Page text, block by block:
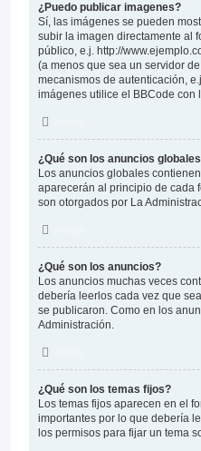
¿Puedo publicar imagenes?
Sí, las imágenes se pueden
subir la imagen directamente al
público, e.j. http://
(a menos que sea un servidor
mecanismos de autenticación,
imágenes utilice el BBCode con
¿Qué son los anuncios
Los anuncios globales
aparecerán al principio de cada
son otorgados por La
¿Qué son los anuncios?
Los anuncios muchas veces
debería leerlos cada vez que
se publicaron. Como en los
Administración.
¿Qué son los temas fijos?
Los temas fijos aparecen en el
importantes por lo que debería
los permisos para fijar un tema